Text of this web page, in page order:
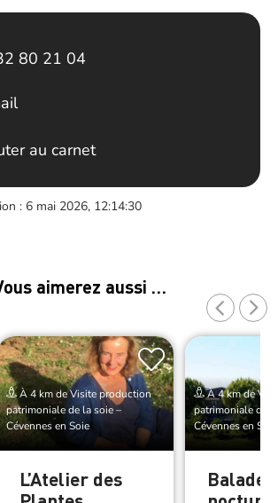
80 21 04
au carnet
: 6 mai 2026, 12:14:30
aimerez aussi …
À 4 km de Visite production
patrimoniale de la soie –
Cévennes en Soie
L’Atelier des
À 4 km de
patrimoniale de
Cévennes en Soie
Balade